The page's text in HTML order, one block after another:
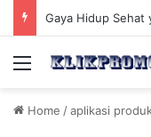
Menu
Home /aplikasi